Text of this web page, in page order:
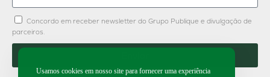
Concordo em receber newsletter do Grupo Publique e divulgação de
parceiros.
Usamos cookies em nosso site para fornecer uma experiência